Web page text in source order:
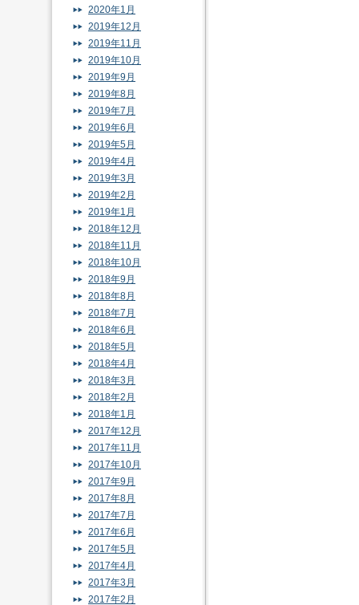
2020年1月
2019年12月
2019年11月
2019年10月
2019年9月
2019年8月
2019年7月
2019年6月
2019年5月
2019年4月
2019年3月
2019年2月
2019年1月
2018年12月
2018年11月
2018年10月
2018年9月
2018年8月
2018年7月
2018年6月
2018年5月
2018年4月
2018年3月
2018年2月
2018年1月
2017年12月
2017年11月
2017年10月
2017年9月
2017年8月
2017年7月
2017年6月
2017年5月
2017年4月
2017年3月
2017年2月